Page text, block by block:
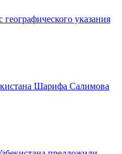
указания
Шарифа Салимова